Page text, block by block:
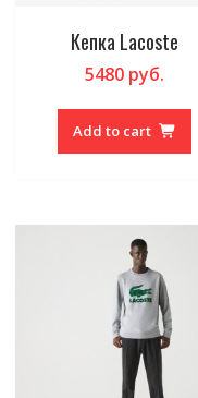
Кепка Lacoste
5480 руб.
Add to cart